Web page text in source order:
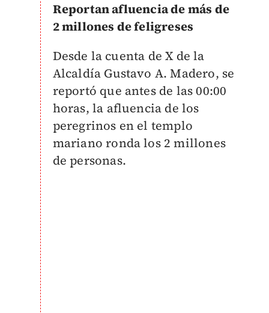
Reportan afluencia de más de
2 millones de feligreses
Desde la cuenta de X de la
Alcaldía Gustavo A. Madero, se
reportó que antes de las 00:00
horas, la afluencia de los
peregrinos en el templo
mariano ronda los 2 millones
de personas.